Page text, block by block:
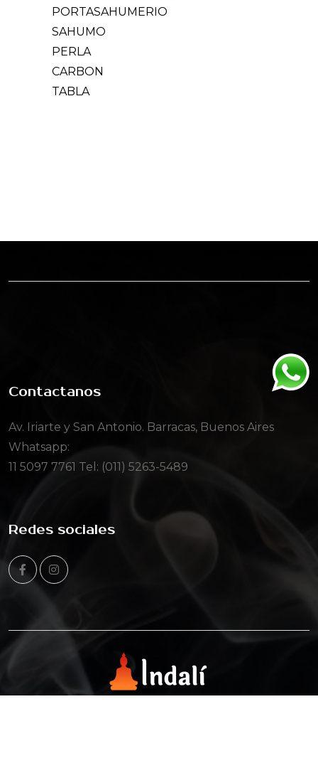
PORTASAHUMERIO
SAHUMO
PERLA
CARBON
TABLA
Contactanos
Av. Iriarte y San Antonio. Barracas, Buenos Aires
Whatsapp:
11 5097 7761 Tel: (011) 5263-5489
Redes sociales